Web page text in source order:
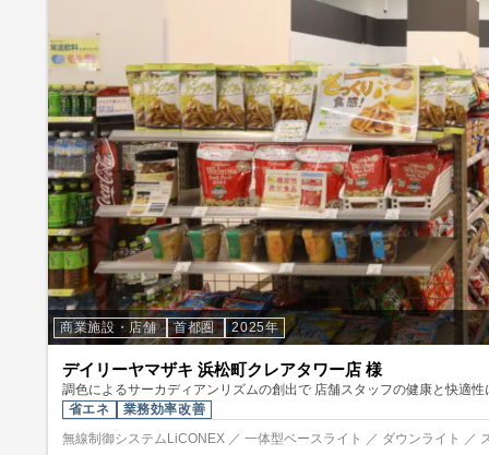
商業施設・店舗 首都圏 2025年
デイリーヤマザキ 浜松町クレアタワー店 様
調色によるサーカディアンリズムの創出で 店舗スタッフの健康と快適
省エネ
業務効率改善
無線制御システムLiCONEX ／ 一体型ベースライト ／ ダウンライト ／